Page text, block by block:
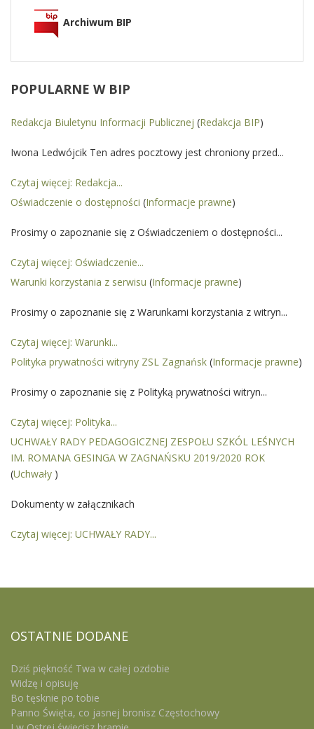
Archiwum BIP
POPULARNE W BIP
Redakcja Biuletynu Informacji Publicznej (Redakcja BIP)
Iwona Ledwójcik Ten adres pocztowy jest chroniony przed...
Czytaj więcej: Redakcja...
Oświadczenie o dostępności (Informacje prawne)
Prosimy o zapoznanie się z Oświadczeniem o dostępności...
Czytaj więcej: Oświadczenie...
Warunki korzystania z serwisu (Informacje prawne)
Prosimy o zapoznanie się z Warunkami korzystania z witryn...
Czytaj więcej: Warunki...
Polityka prywatności witryny ZSL Zagnańsk (Informacje prawne)
Prosimy o zapoznanie się z Polityką prywatności witryn...
Czytaj więcej: Polityka...
UCHWAŁY RADY PEDAGOGICZNEJ ZESPOŁU SZKÓL LEŚNYCH
IM. ROMANA GESINGA W ZAGNAŃSKU 2019/2020 ROK
(Uchwały )
Dokumenty w załącznikach
Czytaj więcej: UCHWAŁY RADY...
OSTATNIE DODANE
Dziś piękność Twa w całej ozdobie
Widzę i opisuję
Bo tęsknie po tobie
Panno Święta, co jasnej bronisz Częstochowy